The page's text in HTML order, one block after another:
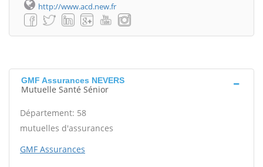
http://www.acd.new.fr
GMF Assurances NEVERS
Mutuelle Santé Sénior
Département: 58
mutuelles d'assurances
GMF Assurances